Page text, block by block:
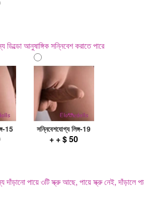
ডিল্ডো আনুষাঙ্গিক সন্নিবেশ করাতে পারে
15 সন্নিবেশযোগ্য লিঙ্গ-19
+ + $ 50
পায়ে ৩টি স্ক্রু আছে, পায়ে স্ক্রু নেই, দাঁড়ালে